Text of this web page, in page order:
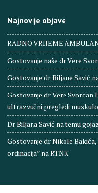
Najnovije objave
RADNO VRIJEME
Gostovanje naše dr Vere
Gostovanje dr Biljane Savić
Gostovanje dr Vere Svorcan
ultrazvučni pregledi
Dr Biljana Savić na temu
Gostovanje dr Nikole
ordinacija” na RTNK